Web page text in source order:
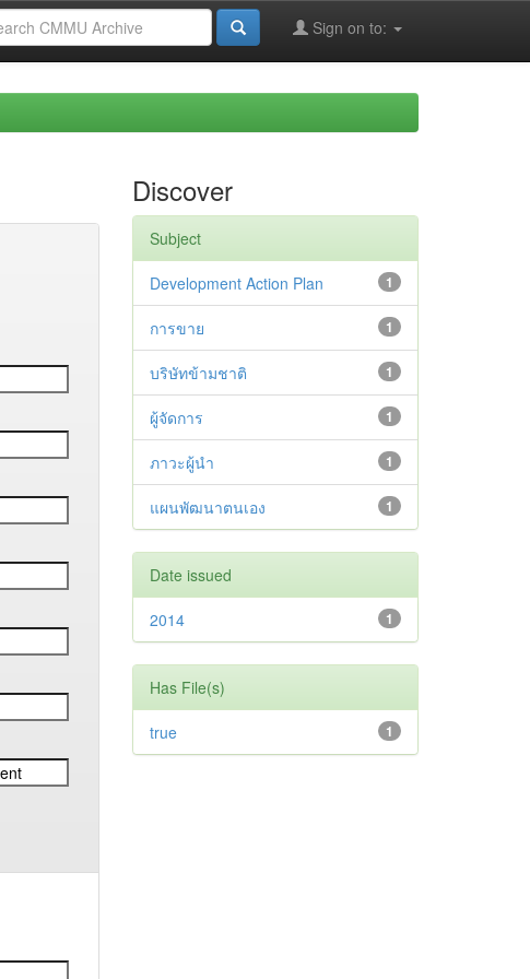
Sign on to:
Discover
Subject
1
Development Action Plan
1
การขาย
1
บริษัทข้ามชาติ
1
ผู้จัดการ
1
ภาวะผู้นำ
1
แผนพัฒนาตนเอง
Date issued
1
2014
Has File(s)
1
true